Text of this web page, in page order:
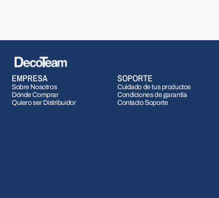
EMPRESA
Sobre Nosotros
Dónde Comprar
Quiero ser Distribuidor
SOPORTE
Cuidado de tus productos
Condiciones de garantía
Contacto Soporte